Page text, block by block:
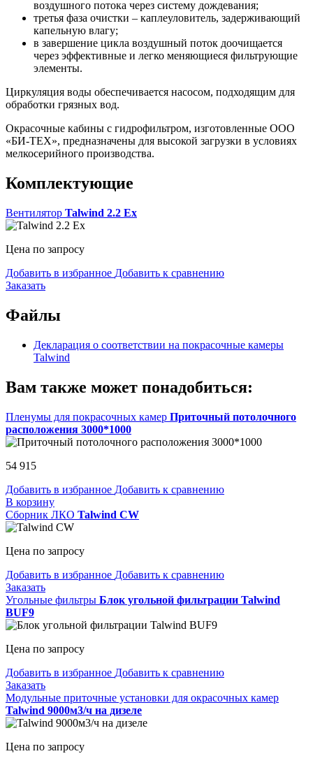
воздушного потока через систему дождевания;
третья фаза очистки – каплеуловитель, задерживающий
капельную влагу;
в завершение цикла воздушный поток доочищается
через эффективные и легко меняющиеся фильтрующие
элементы.
Циркуляция воды обеспечивается насосом, подходящим для
обработки грязных вод.
Окрасочные кабины с гидрофильтром, изготовленные ООО
«БИ-ТЕХ», предназначены для высокой загрузки в условиях
мелкосерийного производства.
Комплектующие
Вентилятор Talwind 2.2 Ex
Цена по запросу
Добавить в избранное Добавить к сравнению
Заказать
Файлы
Декларация о соответствии на покрасочные камеры
Talwind
Вам также может понадобиться:
Пленумы для покрасочных камер Приточный потолочного
расположения 3000*1000
54 915
Добавить в избранное Добавить к сравнению
В корзину
Сборник ЛКО Talwind CW
Цена по запросу
Добавить в избранное Добавить к сравнению
Заказать
Угольные фильтры Блок угольной фильтрации Talwind
BUF9
Цена по запросу
Добавить в избранное Добавить к сравнению
Заказать
Модульные приточные установки для окрасочных камер
Talwind 9000м3/ч на дизеле
Цена по запросу